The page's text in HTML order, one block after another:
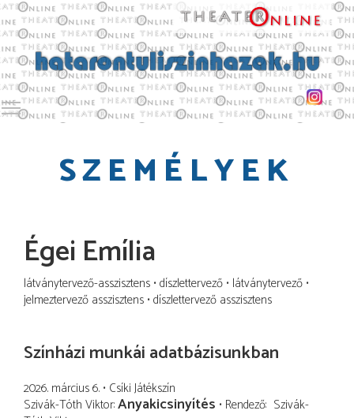
Toggle main menu visibility
SZEMÉLYEK
Égei Emília
látványtervező-asszisztens díszlettervező látványtervező
jelmeztervező asszisztens díszlettervező asszisztens
Színházi munkái adatbázisunkban
2026. március 6. Csíki Játékszín
Szivák-Tóth Viktor Anyakicsinyítés Rendező Szivák-